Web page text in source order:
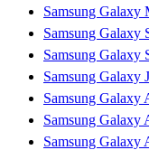
Samsung Galaxy
Samsung Galaxy
Samsung Galaxy
Samsung Galaxy
Samsung Galaxy
Samsung Galaxy
Samsung Galaxy